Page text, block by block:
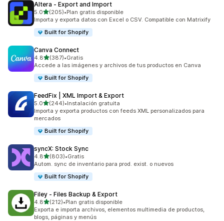
Altera ‑ Export and Import
5.0de 5 estrellas
(205)
205 reseñas en total
•Plan gratis disponible
Importa y exporta datos con Excel o CSV. Compatible con Matrixify
Built for Shopify
Canva Connect
4.8de 5 estrellas
(387)
387 reseñas en total
•Gratis
Accede a las imágenes y archivos de tus productos en Canva
Built for Shopify
FeedFix | XML Import & Export
5.0de 5 estrellas
(244)
244 reseñas en total
•Instalación gratuita
Importa y exporta productos con feeds XML personalizados para
mercados
Built for Shopify
syncX: Stock Sync
4.8de 5 estrellas
(803)
803 reseñas en total
•Gratis
Autom. sync de inventario para prod. exist. o nuevos
Built for Shopify
Filey ‑ Files Backup & Export
4.8de 5 estrellas
(212)
212 reseñas en total
•Plan gratis disponible
Exporta e importa archivos, elementos multimedia de productos,
blogs, páginas y menús